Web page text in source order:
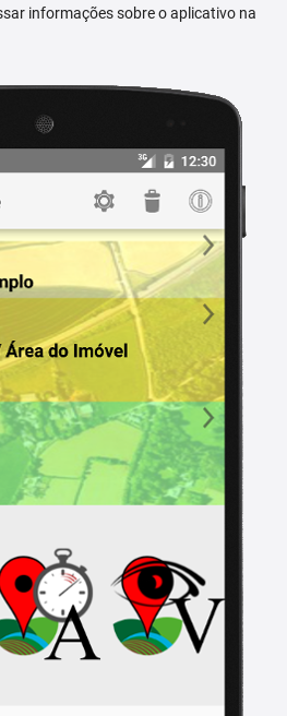
informações sobre o aplicativo na